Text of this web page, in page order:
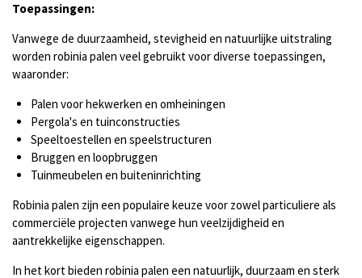
Toepassingen:
Vanwege de duurzaamheid, stevigheid en natuurlijke uitstraling
worden robinia palen veel gebruikt voor diverse toepassingen,
waaronder:
Palen voor hekwerken en omheiningen
Pergola's en tuinconstructies
Speeltoestellen en speelstructuren
Bruggen en loopbruggen
Tuinmeubelen en buiteninrichting
Robinia palen zijn een populaire keuze voor zowel particuliere als
commerciële projecten vanwege hun veelzijdigheid en
aantrekkelijke eigenschappen.
In het kort bieden robinia palen een natuurlijk, duurzaam en sterk